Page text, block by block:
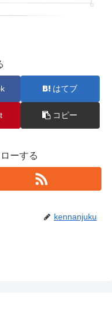
はてブ
コピー
ーする
kennanjuku